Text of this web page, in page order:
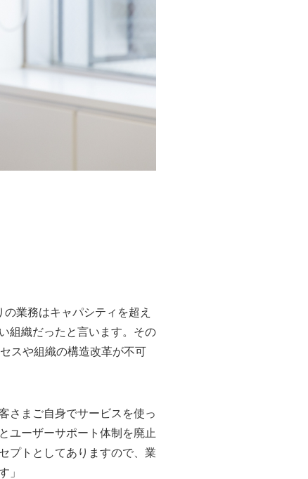
業務はキャパシティを超え
組織だったと言います。その
スや組織の構造改革が不可
さまご自身でサービスを使っ
ユーザーサポート体制を廃止
プトとしてありますので、業
」